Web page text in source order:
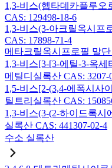
1,3-비스(헵타데카플루오
CAS: 129498-18-6
1,3-비스(3-아크릴옥시프
CAS: 17898-71-4
메타크릴옥시프로필 말
1,3-비스[3-[3-에틸-3-옥
메틸디실록산 CAS: 3207-
1,5-비스[2-(3,4-에폭시사
틸트리실록산 CAS:
1,3-비스(3-(2-하이드록시
실록산 CAS: 441307-02-4
수소 실록산